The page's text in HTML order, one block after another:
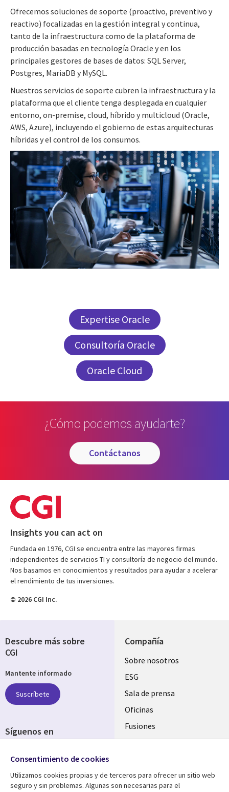
Ofrecemos soluciones de soporte (proactivo, preventivo y
reactivo) focalizadas en la gestión integral y continua,
tanto de la infraestructura como de la plataforma de
producción basadas en tecnología Oracle y en los
principales gestores de bases de datos: SQL Server,
Postgres, MariaDB y MySQL.
Nuestros servicios de soporte cubren la infraestructura y la
plataforma que el cliente tenga desplegada en cualquier
entorno, on-premise, cloud, híbrido y multicloud (Oracle,
AWS, Azure), incluyendo el gobierno de estas arquitecturas
híbridas y el control de los consumos.
Expertise Oracle
Consultoría Oracle
Oracle Cloud
¿Cómo podemos ayudarte?
contáctanos
Insights you can act on
Fundada en 1976, CGI se encuentra entre las mayores firmas
independientes de servicios TI y consultoría de negocio del mundo.
Nos basamos en conocimientos y resultados para ayudar a acelerar
el rendimiento de tus inversiones.
© 2026 CGI Inc.
Compañía
Useful
links
SPAIN
Sobre nosotros
ESG
Sala de prensa
Oficinas
Fusiones
Inversores
Descubre más sobre
CGI
Mantente informado
Suscríbete
Síguenos en
Media
SPAIN
Consentimiento de cookies
Utilizamos cookies propias y de terceros para ofrecer un sitio web
seguro y sin problemas. Algunas son necesarias para el